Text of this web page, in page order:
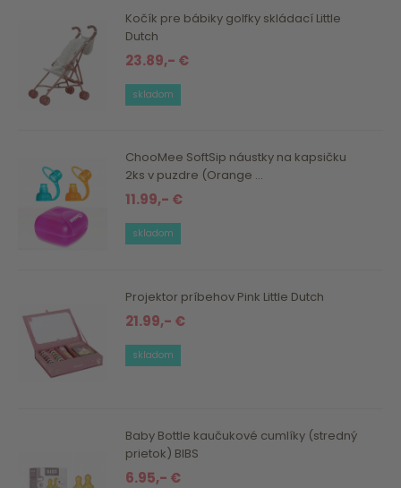
Kočík pre bábiky golfky skládací Little
Dutch
23.89,- €
skladom
ChooMee SoftSip náustky na kapsičku
2ks v puzdre (Orange ...
11.99,- €
skladom
Projektor príbehov Pink Little Dutch
21.99,- €
skladom
Baby Bottle kaučukové cumlíky (stredný
prietok) BIBS
6.95,- €